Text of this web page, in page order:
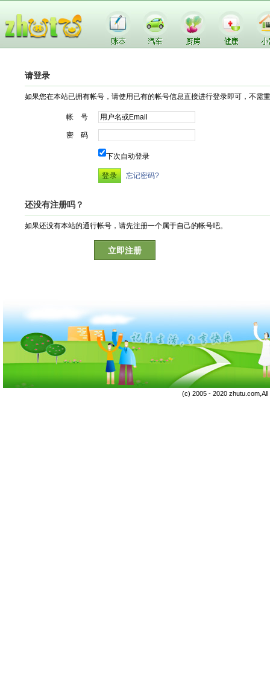
请登录
如果您在本站已拥有帐号，请使用已有的帐号信息直接进行登录即可，不需
帐 号
密 码
下次自动登录
忘记密码?
还没有注册吗？
如果还没有本站的通行帐号，请先注册一个属于自己的帐号吧。
立即注册
(c) 2005 - 2020